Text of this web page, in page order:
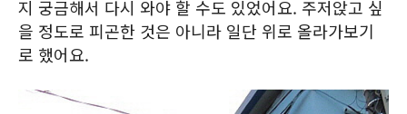
지 궁금해서 다시 와야 할 수도 있었어요. 주저앉고 싶
을 정도로 피곤한 것은 아니라 일단 위로 올라가보기
로 했어요.